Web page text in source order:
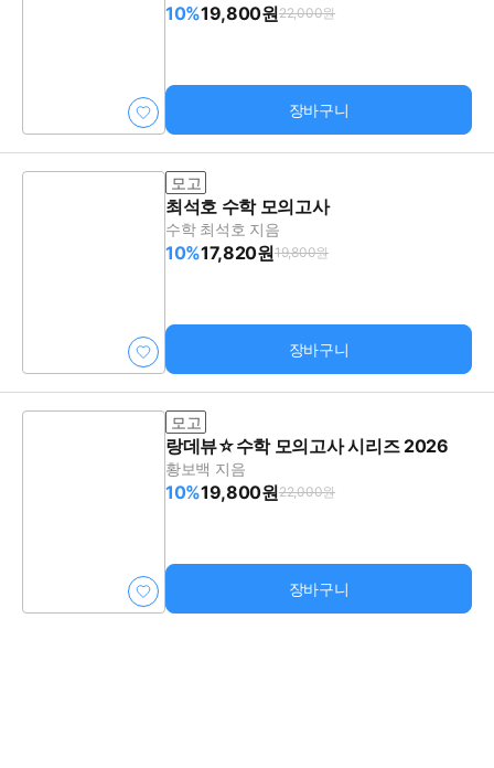
10%19,800원22,000원
장바구니
모고
최석호 수학 모의고사
수학 최석호 지음
10%17,820원19,800원
장바구니
모고
랑데뷰☆수학 모의고사 시리즈 2026
황보백 지음
10%19,800원22,000원
장바구니